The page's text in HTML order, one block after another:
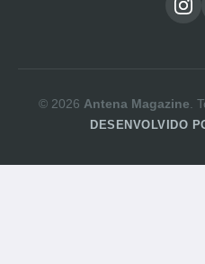
© 2026 Antena Magazine .
DESENVOLVIDO